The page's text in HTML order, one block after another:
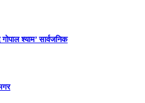
श्याम’ सार्वजनिक